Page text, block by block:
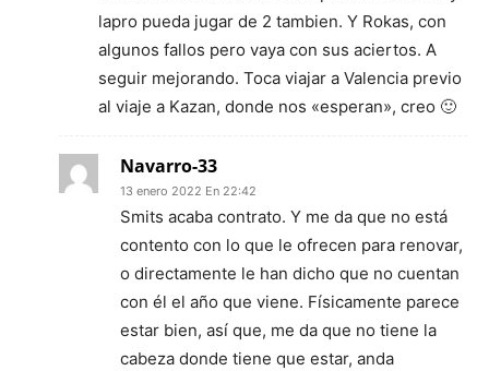
lapro pueda jugar de 2 tambien. Y Rokas, con
algunos fallos pero vaya con sus aciertos. A
seguir mejorando. Toca viajar a Valencia previo
al viaje a Kazan, donde nos «esperan», creo 🙂
Navarro-33
13 enero 2022 En 22:42
Smits acaba contrato. Y me da que no está
contento con lo que le ofrecen para renovar,
o directamente le han dicho que no cuentan
con él el año que viene. Físicamente parece
estar bien, así que, me da que no tiene la
cabeza donde tiene que estar, anda